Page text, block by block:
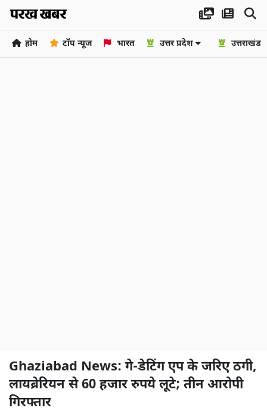
होम टॉप न्यूज भारत उत्तर प्रदेश उत्तराखंड
Ghaziabad News: गे-डेटिंग एप के जरिए ठगी,
लायब्रेरियन से 60 हजार रुपये लूटे; तीन आरोपी
गिरफ्तार